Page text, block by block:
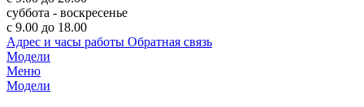
суббота - воскресенье
с 9.00 до 18.00
Адрес и часы работы Обратная связь
Модели
Меню
Модели